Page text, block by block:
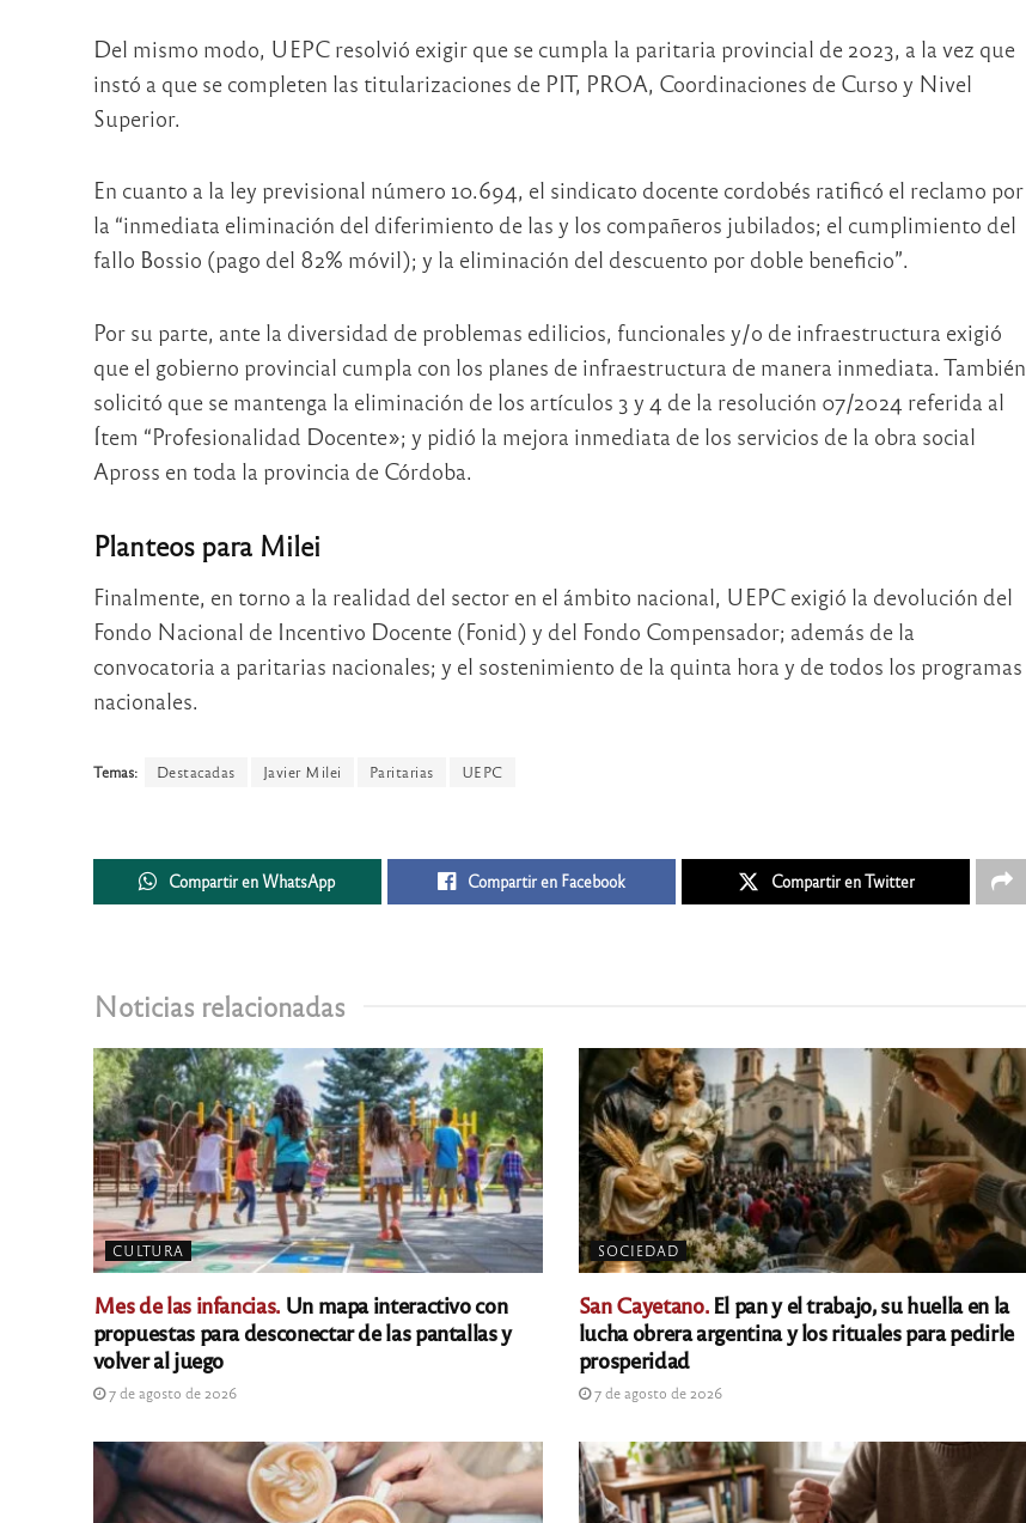
Del mismo modo, UEPC resolvió exigir que se cumpla la paritaria provincial de 2023, a la vez que
instó a que se completen las titularizaciones de PIT, PROA, Coordinaciones de Curso y Nivel
Superior.
En cuanto a la ley previsional número 10.694, el sindicato docente cordobés ratificó el reclamo por
la “inmediata eliminación del diferimiento de las y los compañeros jubilados; el cumplimiento del
fallo Bossio (pago del 82% móvil); y la eliminación del descuento por doble beneficio”.
Por su parte, ante la diversidad de problemas edilicios, funcionales y/o de infraestructura exigió
que el gobierno provincial cumpla con los planes de infraestructura de manera inmediata. También
solicitó que se mantenga la eliminación de los artículos 3 y 4 de la resolución 07/2024 referida al
Ítem “Profesionalidad Docente»; y pidió la mejora inmediata de los servicios de la obra social
Apross en toda la provincia de Córdoba.
Planteos para Milei
Finalmente, en torno a la realidad del sector en el ámbito nacional, UEPC exigió la devolución del
Fondo Nacional de Incentivo Docente (Fonid) y del Fondo Compensador; además de la
convocatoria a paritarias nacionales; y el sostenimiento de la quinta hora y de todos los programas
nacionales.
Temas: Destacadas Javier Milei Paritarias UEPC
Compartir en WhatsApp Compartir en Facebook Compartir en Twitter
Noticias relacionadas
CULTURA
Mes de las infancias.Un mapa interactivo con
propuestas para desconectar de las pantallas y
volver al juego
7 de agosto de 2026
SOCIEDAD
San Cayetano.El pan y el trabajo, su huella en la
lucha obrera argentina y los rituales para pedirle
prosperidad
7 de agosto de 2026